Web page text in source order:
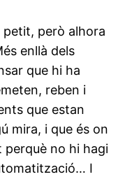
petit, però alhora
enllà dels
que hi ha
reben i
que estan
mira, i que és on
perquè no hi hagi
I